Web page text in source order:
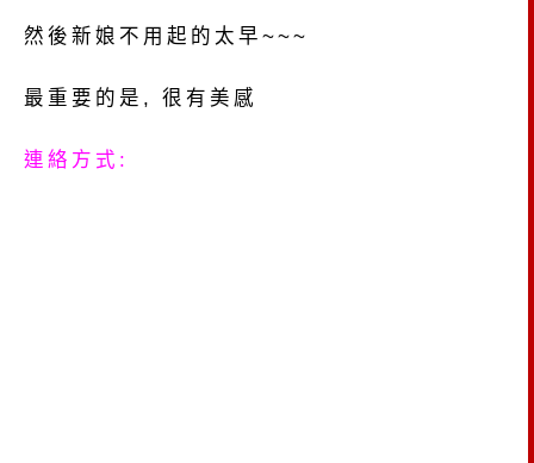
然後新娘不用起的太早~~~
最重要的是, 很有美感
連絡方式: